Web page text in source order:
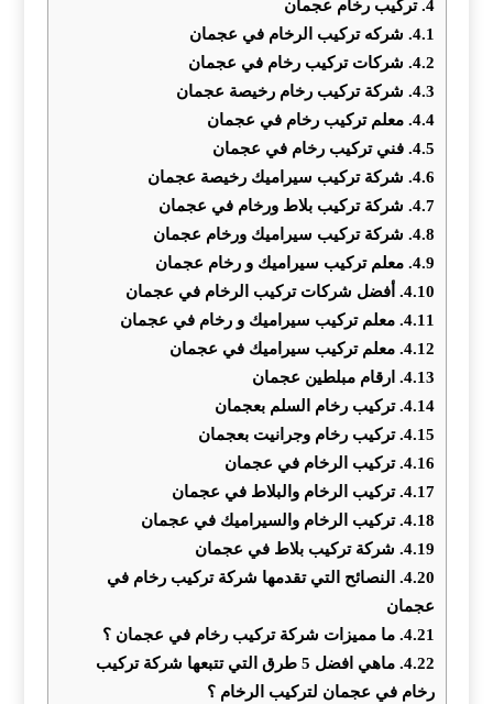
4. تركيب رخام عجمان
4.1. شركه تركيب الرخام في عجمان
4.2. شركات تركيب رخام في عجمان
4.3. شركة تركيب رخام رخيصة عجمان
4.4. معلم تركيب رخام في عجمان
4.5. فني تركيب رخام في عجمان
4.6. شركة تركيب سيراميك رخيصة عجمان
4.7. شركة تركيب بلاط ورخام في عجمان
4.8. شركة تركيب سيراميك ورخام عجمان
4.9. معلم تركيب سيراميك و رخام عجمان
4.10. أفضل شركات تركيب الرخام في عجمان
4.11. معلم تركيب سيراميك و رخام في عجمان
4.12. معلم تركيب سيراميك في عجمان
4.13.
ارقام مبلطين عجمان
4.14. تركيب رخام السلم بعجمان
4.15. تركيب رخام وجرانيت بعجمان
4.16. تركيب الرخام في عجمان
4.17. تركيب الرخام والبلاط في عجمان
4.18. تركيب الرخام والسيراميك في عجمان
4.19. شركة تركيب بلاط في عجمان
4.20.
النصائح التي تقدمها شركة تركيب رخام في
عجمان
4.21. ما مميزات شركة تركيب رخام في عجمان ؟
4.22.
ماهي افضل 5 طرق التي تتبعها شركة تركيب
رخام في عجمان لتركيب الرخام ؟